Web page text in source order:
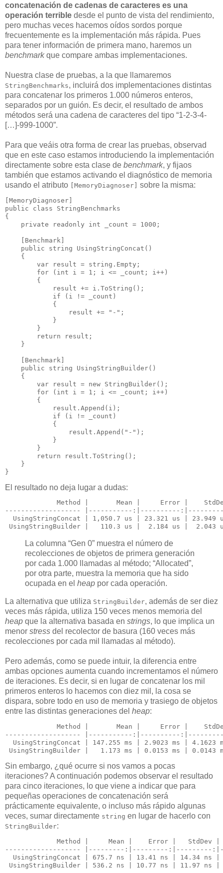
concatenación de cadenas de caracteres es una
operación terrible desde el punto de vista del rendimiento,
pero muchas veces hacemos oídos sordos porque
frecuentemente es la implementación más rápida. Pues
para tener información de primera mano, haremos un
benchmarkque compare ambas implementaciones.
Nuestra clase de pruebas, a la que llamaremos
StringBenchmarks, incluirá dos implementaciones distintas
para concatenar los primeros 1.000 números enteros,
separados por un guión. Es decir, el resultado de ambos
métodos será una cadena de caracteres del tipo “1-2-3-4-
[…]-999-1000”.
Para que veáis otra forma de crear las pruebas, observad
que en este caso estamos introduciendo la implementación
directamente sobre esta clase de benchmark, y fijaos
también que estamos activando el diagnóstico de memoria
usando el atributo
[MemoryDiagnoser] sobre la misma:
public
class StringBenchmarks
{
private
readonly int _count = 1000 ;
    [Benchmark]
public
string UsingStringConcat ()
    {
var result = string .Empty;
for ( int i = 1 ; i <= _count; i++)
        {
            result += i.ToString();
if (i != _count)
            {
                result +=
"-" ;
            }
        }
return result;
    }
    [Benchmark]
public
string UsingStringBuilder()
    {
var result = new StringBuilder();
for ( int i = 1 ; i <= _count; i++)
        {
            result.Append(i);
if (i != _count)
            {
                result.Append(
"-" );
            }
        }
return result.ToString();
    }
}
El resultado no deja lugar a dudas:
Method |       Mean |     Error |
- ------------------ |----------- :|----------
UsingStringConcat | 1,050.7 us | 23.321 us | 23.949
UsingStringBuilder |   110.3 us |  2.184 us |  2.043
La columna “Gen 0” muestra el número de
recolecciones de objetos de primera generación
por cada 1.000 llamadas al método; “Allocated”,
por otra parte, muestra la memoria que ha sido
ocupada en el heap por cada operación.
La alternativa que utiliza StringBuilder, además de ser diez
veces más rápida, utiliza 150 veces menos memoria del
heap que la alternativa basada en strings, lo que implica un
menor stress del recolector de basura (160 veces más
recolecciones por cada mil llamadas al método).
Pero además, como se puede intuir, la diferencia entre
ambas opciones aumenta cuando incrementamos el número
de iteraciones. Es decir, si en lugar de concatenar los mil
primeros enteros lo hacemos con diez mil, la cosa se
dispara, sobre todo en uso de memoria y trasiego de objetos
entre las distintas generaciones del heap:
Method |       Mean |     Error |
- ------------------ |----------- :|----------
UsingStringConcat | 147.255 ms | 2.9023 ms | 4.1623
UsingStringBuilder |   1.173 ms | 0.0153 ms |
Sin embargo, ¿qué ocurre si nos vamos a pocas
iteraciones? A continuación podemos observar el resultado
para cinco iteraciones, lo que viene a indicar que para
pequeñas operaciones de concatenación será
prácticamente equivalente, o incluso más rápido algunas
veces, sumar directamente string en lugar de hacerlo con
StringBuilder:
Method |     Mean |    Error |   StdDev
- ------------------ |--------- :|--------- :|---------
UsingStringConcat | 675.7 ns | 13.41 ns | 14.34 ns
UsingStringBuilder | 536.2 ns | 10.77 ns | 11.97 ns